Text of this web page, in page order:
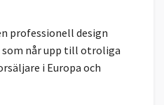
professionell design
når upp till otroliga
i Europa och